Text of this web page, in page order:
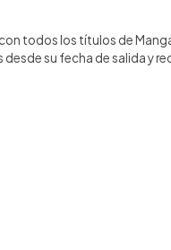
todos los títulos de
desde su fecha de salida y